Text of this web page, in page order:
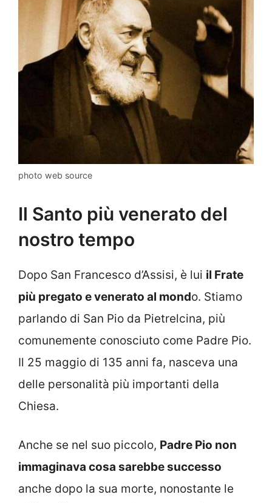
photo web source
Il Santo più venerato del
nostro tempo
Dopo San Francesco d’Assisi, è lui il Frate
più pregato e venerato al mondo. Stiamo
parlando di San Pio da Pietrelcina, più
comunemente conosciuto come Padre Pio.
Il 25 maggio di 135 anni fa, nasceva una
delle personalità più importanti della
Chiesa.
Anche se nel suo piccolo, Padre Pio non
immaginava cosa sarebbe successo
anche dopo la sua morte, nonostante le